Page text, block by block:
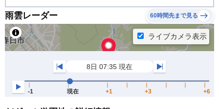
雨雲レーダー 60時間先まで見る